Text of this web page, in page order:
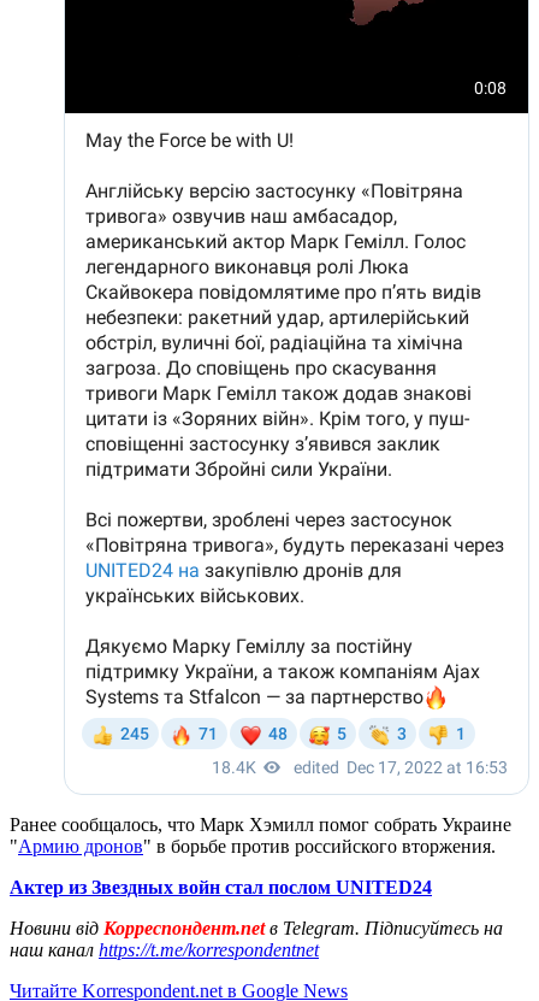
Ранее сообщалось, что Марк Хэмилл помог собрать Украине
"Армию дронов" в борьбе против российского вторжения.
Актер из Звездных войн стал послом UNITED24
Новини від Корреспондент.netв Telegram. Підписуйтесь на
наш канал https://t.me/korrespondentnet
Читайте Korrespondent.net в Google News